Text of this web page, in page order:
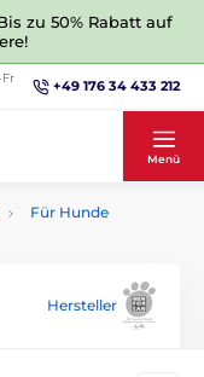
zu 50% Rabatt auf
Fr
+49 176 34 433 212
Menü
Für Hunde
Hersteller